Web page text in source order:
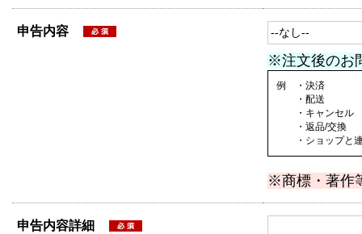
申告内容
※注文後のお
例 ・決済
・配送
・キャンセル
・返品/交換
・ショップと連
※商標・著作
申告内容詳細